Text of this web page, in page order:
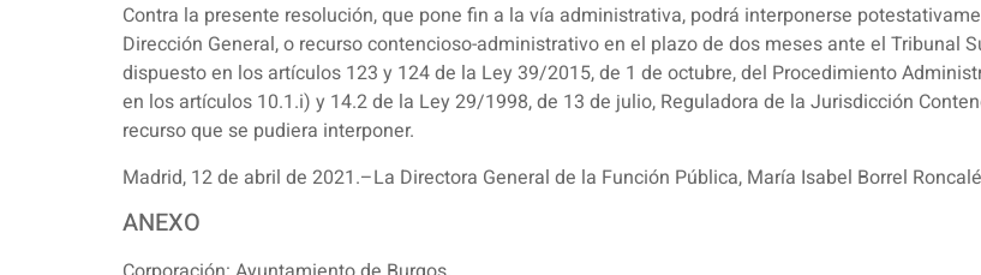
Contra la presente resolución, que pone fin a la vía administrativa, podrá interponerse
Dirección General, o recurso contencioso-administrativo en el plazo de dos meses ante el Tribunal
dispuesto en los artículos 123 y 124 de la Ley 39/2015, de 1 de octubre, del Procedimiento
en los artículos 10.1.i) y 14.2 de la Ley 29/1998, de 13 de julio, Reguladora de la Jurisdicción
recurso que se pudiera interponer.
Madrid, 12 de abril de 2021.–La Directora General de la Función Pública, María Isabel Borrel
ANEXO